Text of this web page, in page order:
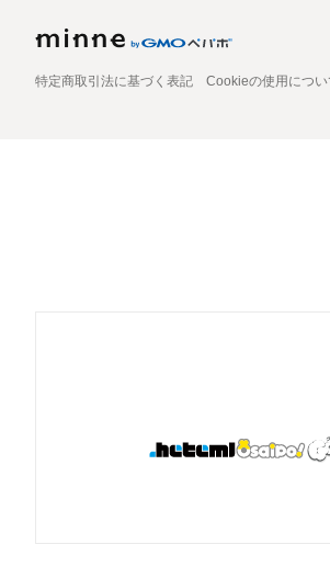
特定商取引法に基づく表記 Cookieの使用につい